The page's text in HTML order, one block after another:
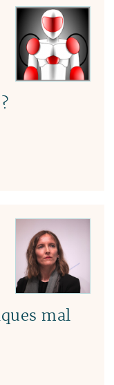
mal